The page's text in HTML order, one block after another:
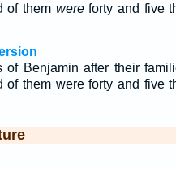
of them wereforty and five
of Benjamin after their
of them were forty and five